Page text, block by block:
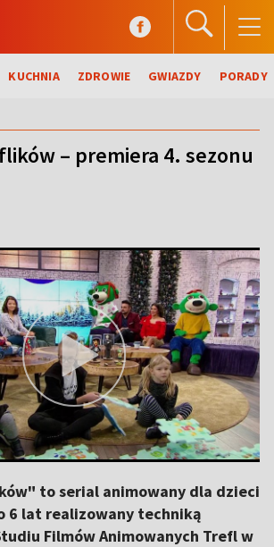
KUCHNIA ZDROWIE GWIAZDY PORADY
– premiera 4. sezonu
to serial animowany dla dzieci
6 lat realizowany techniką
Filmów Animowanych Trefl w